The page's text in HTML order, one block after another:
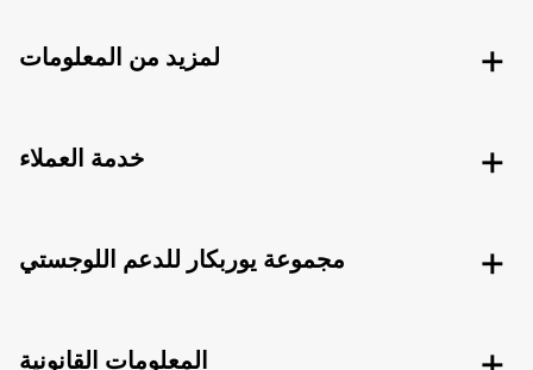
لمزيد من المعلومات
خدمة العملاء
مجموعة يوربكار للدعم اللوجستي
المعلومات القانونية